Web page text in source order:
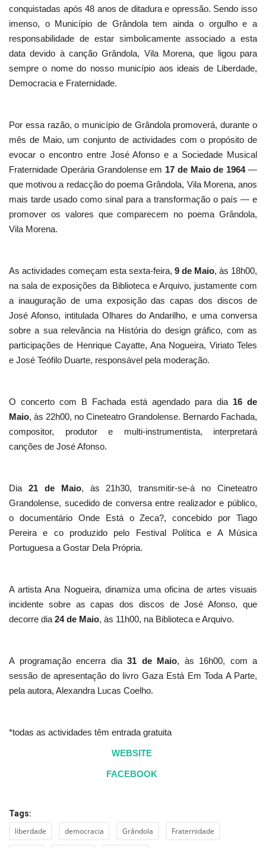
conquistadas após 48 anos de ditadura e opressão. Sendo isso
imenso, o Município de Grândola tem ainda o orgulho e a
responsabilidade de estar simbolicamente associado a esta
data devido à canção Grândola, Vila Morena, que ligou para
sempre o nome do nosso município aos ideais de Liberdade,
Democracia e Fraternidade.
Por essa razão, o município de Grândola promoverá, durante o
mês de Maio, um conjunto de actividades com o propósito de
evocar o encontro entre José Afonso e a Sociedade Musical
Fraternidade Operária Grandolense em 17 de Maio de 1964—
que motivou a redacção do poema Grândola, Vila Morena, anos
mais tarde usado como sinal para a transformação o país — e
promover os valores que comparecem no poema Grândola,
Vila Morena.
As actividades começam esta sexta-feira, 9 de Maio, às 18h00,
na sala de exposições da Biblioteca e Arquivo, justamente com
a inauguração de uma exposição das capas dos discos de
José Afonso, intitulada Olhares do Andarilho, e uma conversa
sobre a sua relevância na História do design gráfico, com as
participações de Henrique Cayatte, Ana Nogueira, Viriato Teles
e José Teófilo Duarte, responsável pela moderação.
O concerto com B Fachada está agendado para dia 16 de
Maio, às 22h00, no Cineteatro Grandolense. Bernardo Fachada,
compositor, produtor e multi-instrumentista, interpretará
canções de José Afonso.
Dia 21 de Maio, às 21h30, transmitir-se-á no Cineteatro
Grandolense, sucedido de conversa entre realizador e público,
o documentário Onde Está o Zeca?, concebido por Tiago
Pereira e co produzido pelo Festival Política e A Música
Portuguesa a Gostar Dela Própria.
A artista Ana Nogueira, dinamiza uma oficina de artes visuais
incidente sobre as capas dos discos de José Afonso, que
decorre dia 24 de Maio, às 11h00, na Biblioteca e Arquivo.
A programação encerra dia 31 de Maio, às 16h00, com a
sessão de apresentação do livro Gaza Está Em Toda A Parte,
pela autora, Alexandra Lucas Coelho.
*todas as actividades têm entrada gratuita
WEBSITE
FACEBOOK
Tags:
liberdade democracia Grândola Fraternidade